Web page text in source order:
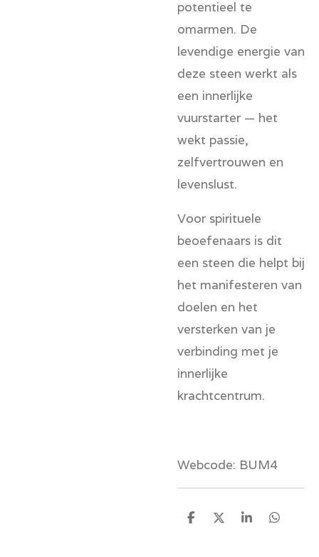
potentieel te
omarmen. De
levendige energie van
deze steen werkt als
een innerlijke
vuurstarter — het
wekt passie,
zelfvertrouwen en
levenslust.
Voor spirituele
beoefenaars is dit
een steen die helpt bij
het manifesteren van
doelen en het
versterken van je
verbinding met je
innerlijke
krachtcentrum.
Webcode: BUM4
D
D
S
D